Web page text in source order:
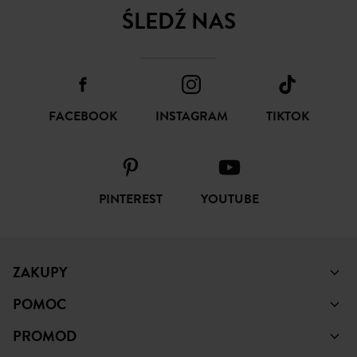
ŚLEDŹ NAS
FACEBOOK INSTAGRAM TIKTOK
PINTEREST YOUTUBE
ZAKUPY
POMOC
PROMOD